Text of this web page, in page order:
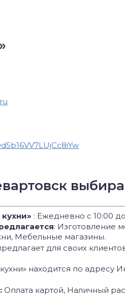
: Ежедневно с 10:00
: Изготовление
Мебельные магазины.
для своих
находится по адресу
Оплата картой, Наличный